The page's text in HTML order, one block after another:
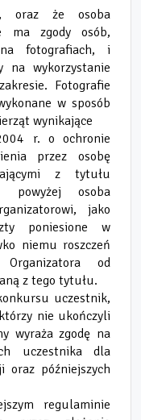
oraz że osoba
ma zgody osób,
fotografiach, i
na wykorzystanie
Fotografie
w sposób
wynikające
r. o ochronie
przez osobę
z tytułu
powyżej osoba
jako
poniesione w
niemu roszczeń
Organizatora od
z tego tytułu.
uczestnik,
nie ukończyli
wyraża zgodę na
uczestnika dla
późniejszych
regulaminie